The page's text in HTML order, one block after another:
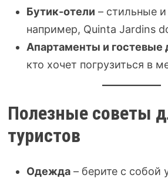
Бутик-отели – стильные
например, Quinta Jardins
Апартаменты и гостевые
кто хочет погрузиться в
Полезные советы
туристов
Одежда– берите с собой